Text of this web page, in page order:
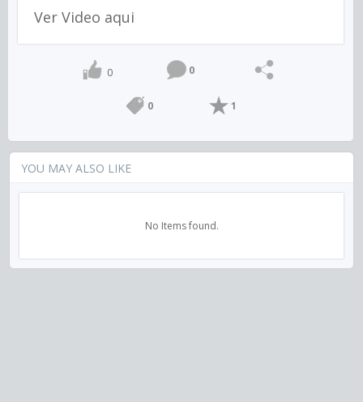
Ver Video aqui
0 0
0 1
YOU MAY ALSO LIKE
No Items found.